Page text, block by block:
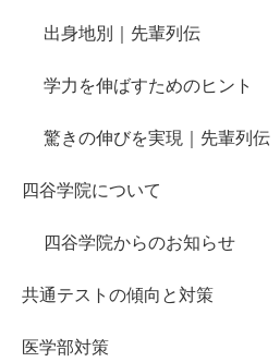
出身地別｜先輩列伝
学力を伸ばすためのヒント
驚きの伸びを実現｜先輩列伝
四谷学院について
四谷学院からのお知らせ
共通テストの傾向と対策
医学部対策